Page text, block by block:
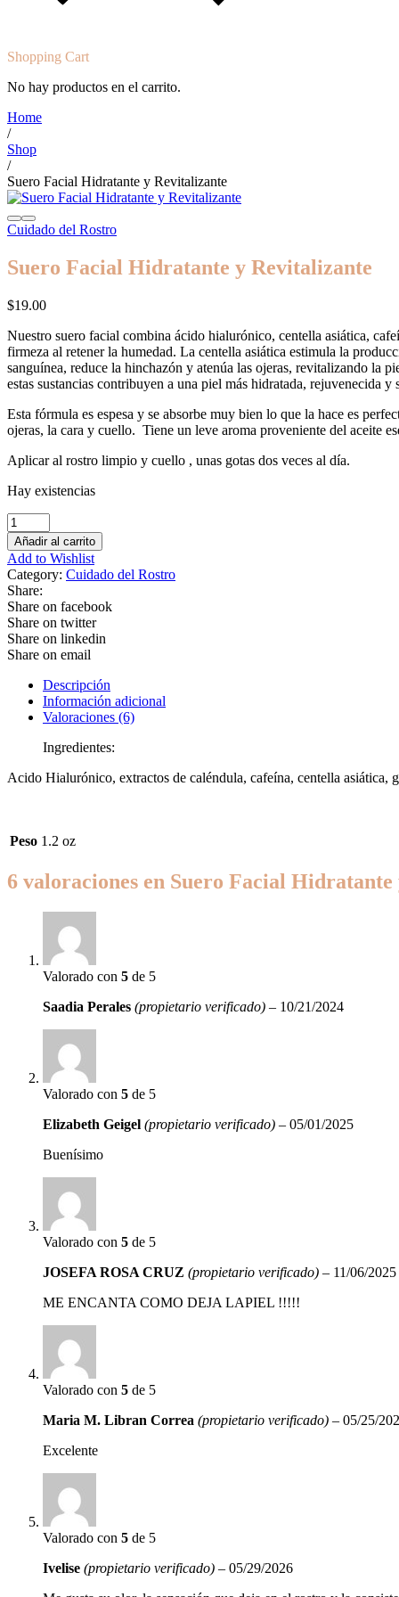
Shopping Cart
No hay productos en el carrito.
Home
/
Shop
/
Suero Facial Hidratante y Revitalizante
Cuidado del Rostro
Suero Facial Hidratante y Revitalizante
$19.00
Nuestro suero facial combina ácido hialurónico, centella asiática,
firmeza al retener la humedad. La centella asiática estimula la
sanguínea, reduce la hinchazón y atenúa las ojeras, revitalizando la
estas sustancias contribuyen a una piel más hidratada, rejuvenecida y
Esta fórmula es espesa y se absorbe muy bien lo que la hace es
ojeras, la cara y cuello. Tiene un leve aroma proveniente del aceite
Aplicar al rostro limpio y cuello , unas gotas dos veces al día.
Hay existencias
Suero
Facial
Hidratante
y
Revitalizante
cantidad
Añadir al carrito
Add to Wishlist
Category: Cuidado del Rostro
Share:
Share on facebook
Share on twitter
Share on linkedin
Share on email
Descripción
Información adicional
Valoraciones (6)
Ingredientes:
Acido Hialurónico, extractos de caléndula, cafeína, centella asiática,
Peso 1.2 oz
6 valoraciones en Suero Facial
Valorado con 5 de 5
Saadia Perales (propietario verificado) – 10/21/2024
Valorado con 5 de 5
Elizabeth Geigel (propietario verificado) – 05/01/2025
Buenísimo
Valorado con 5 de 5
JOSEFA ROSA CRUZ (propietario verificado) – 11/06/2025
ME ENCANTA COMO DEJA LAPIEL !!!!!
Valorado con 5 de 5
Maria M. Libran Correa (propietario verificado) – 05/25/
Excelente
Valorado con 5 de 5
Ivelise (propietario verificado) – 05/29/2026